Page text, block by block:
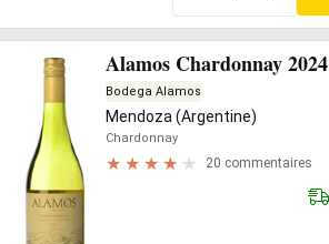
Alamos Chardonnay 2024
Bodega Alamos
Mendoza (Argentine)
Chardonnay
20 commentaires